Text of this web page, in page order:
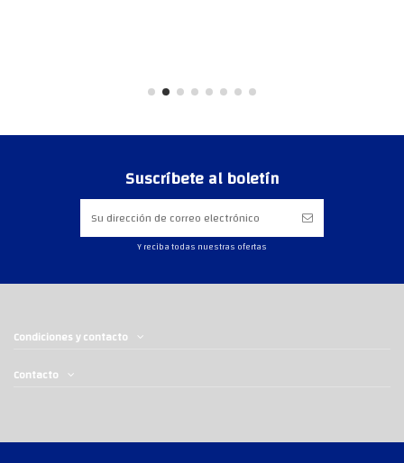
Suscríbete al boletín
Y reciba todas nuestras ofertas
Condiciones y contacto
Contacto